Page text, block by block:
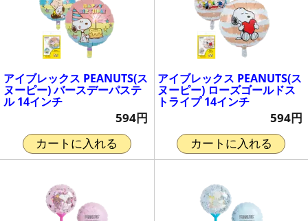
アイブレックス PEANUTS(ス
ヌーピー) バースデーパステ
ル 14インチ
594円
カートに入れる
アイブレックス PEANUTS(ス
ヌーピー) ローズゴールドス
トライプ 14インチ
594円
カートに入れる